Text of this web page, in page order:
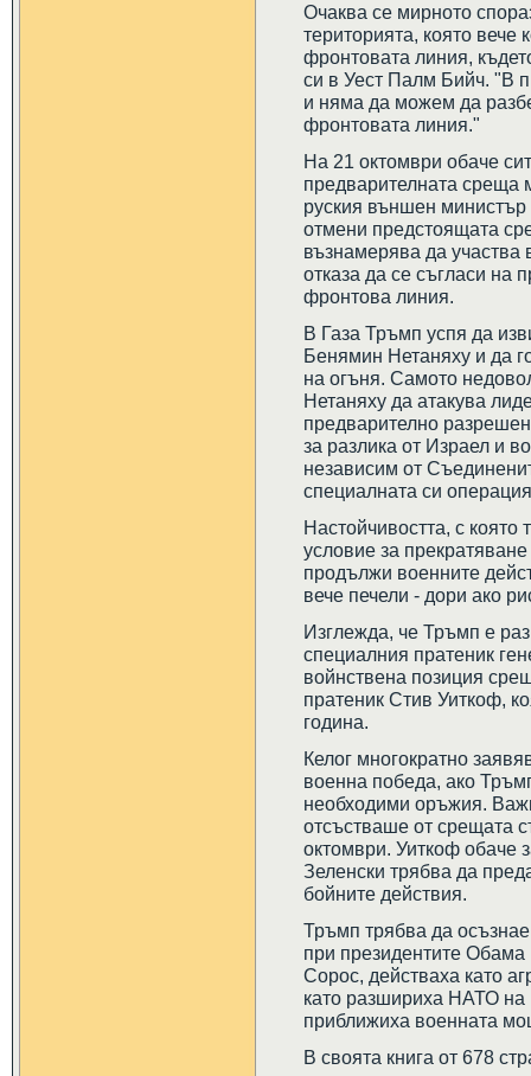
Очаква се мирното
територията, която вече
фронтовата линия,
си в Уест Палм Бийч. "В
и няма да можем да
фронтовата линия."
На 21 октомври обаче
предварителната среща
руския външен
отмени предстоящата
възнамерява да участва
отказа да се съгласи на
фронтова линия.
В Газа Тръмп успя да
Бенямин Нетаняху и да
на огъня. Самото
Нетаняху да атакува
предварително
за разлика от Израел и
независим от
специалната си
Настойчивостта, с която
условие за
продължи военните
вече печели - дори ако
Изглежда, че Тръмп е
специалния пратеник
войнствена позиция
пратеник Стив Уиткоф,
година.
Келог многократно
военна победа, ако
необходими оръжия.
отсъстваше от срещата
октомври. Уиткоф обаче
Зеленски трябва да
бойните действия.
Тръмп трябва да
при президентите
Сорос, действаха като
като разшириха НАТО на
приближиха военната
В своята книга от 678